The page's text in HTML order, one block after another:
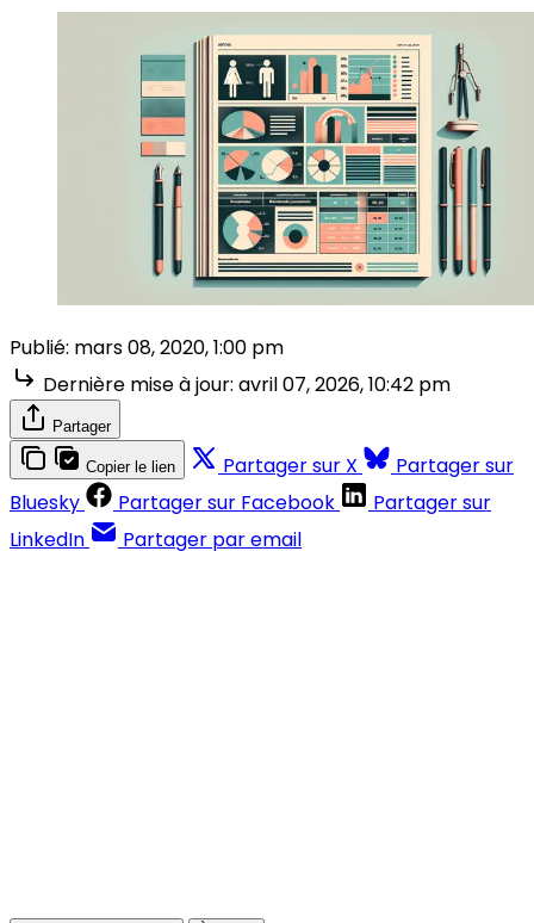
Publié: mars 08, 2020, 1:00 pm
Dernière mise à jour: avril 07, 2026, 10:42 pm
Partager
Copier le lien Partager sur X
Partager sur
Bluesky
Partager sur Facebook
Partager sur
LinkedIn
Partager par email